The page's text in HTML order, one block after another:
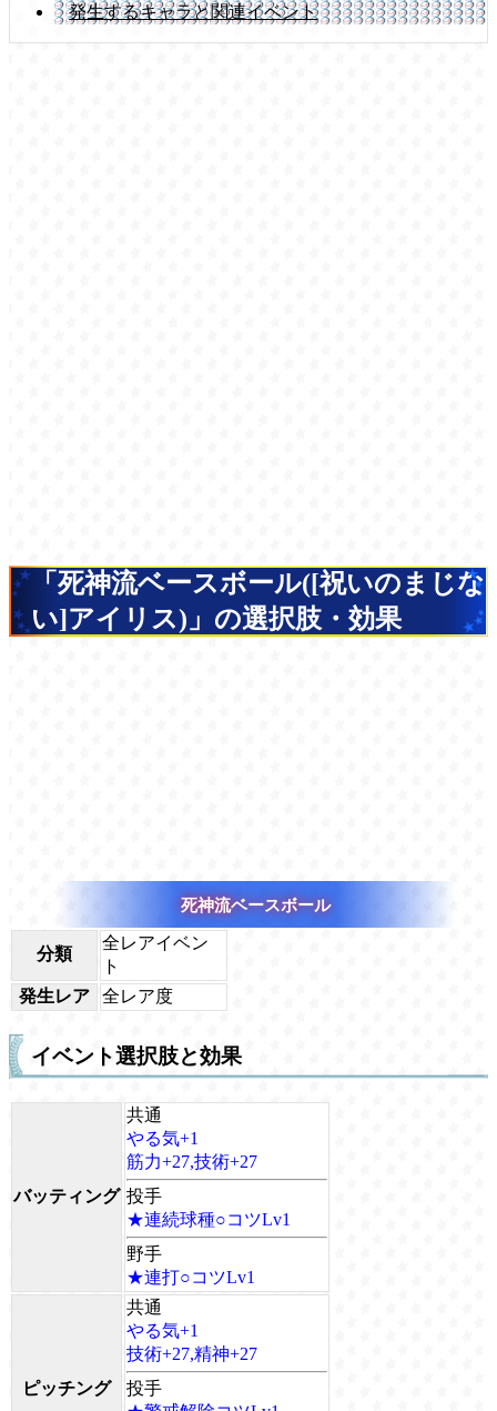
発生するキャラと関連イベント
「死神流ベースボール([祝いのまじな
い]アイリス)」の選択肢・効果
死神流ベースボール
分類
全レアイベン
ト
発生レア
全レア度
イベント選択肢と効果
バッティング
共通
やる気+1
筋力+27,技術+27
投手
★連続球種○コツLv1
野手
★連打○コツLv1
ピッチング
共通
やる気+1
技術+27,精神+27
投手